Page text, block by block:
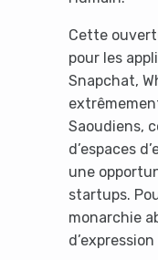
Cette
pour les
Snapchat,
Saoudiens,
d’espaces
une
startups.
monarchie